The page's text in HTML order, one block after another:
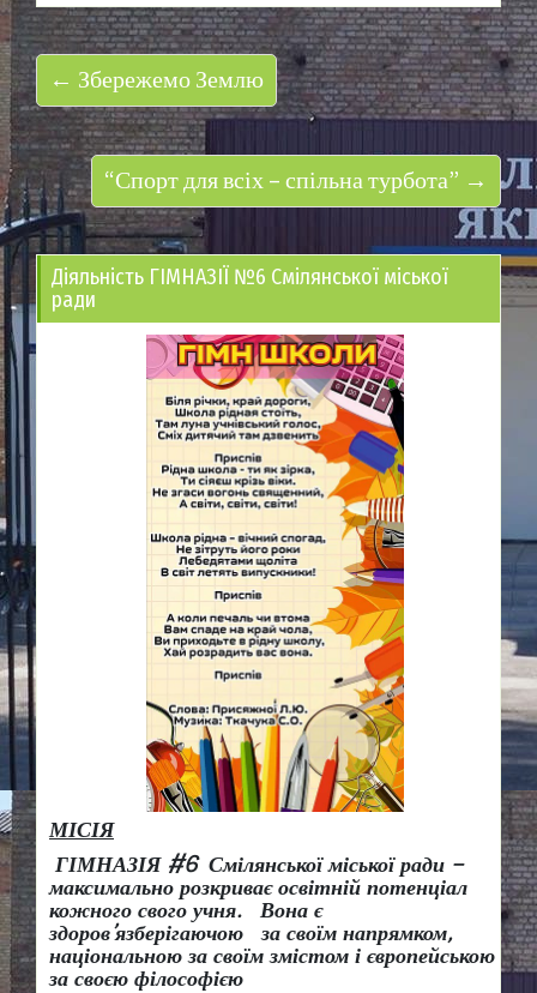
← Збережемо Землю
“Спорт для всіх – спільна турбота” →
Діяльність ГІМНАЗІЇ №6 Смілянської міської
ради
МІСІЯ
ГІМНАЗІЯ #6 Смілянської міської ради –
максимально розкриває освітній потенціал
кожного свого учня.
Вона є
здоров’язберігаючою за своїм напрямком,
національною за своїм змістом і європейською
за своєю філософією